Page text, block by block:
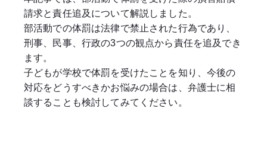
請求と責任追及について解説しました。
部活動での体罰は法律で禁止された行為であり、
刑事、民事、行政の3つの観点から責任を追及でき
ます。
子どもが学校で体罰を受けたことを知り、今後の
対応をどうすべきかお悩みの場合は、弁護士に相
談することも検討してみてください。